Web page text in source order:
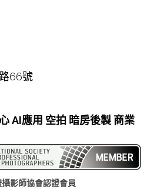
66號
AI應用 空拍 暗房後製 商業
攝影師協會認證會員